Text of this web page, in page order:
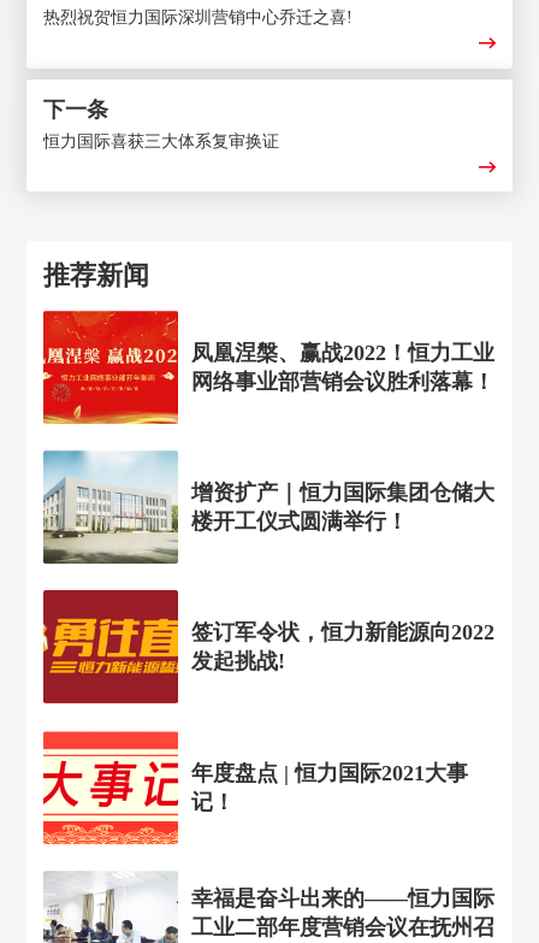
热烈祝贺恒力国际深圳营销中心乔迁之喜!
下一条
恒力国际喜获三大体系复审换证
推荐新闻
凤凰涅槃、赢战2022！恒力工业
网络事业部营销会议胜利落幕！
增资扩产｜恒力国际集团仓储大
楼开工仪式圆满举行！
签订军令状，恒力新能源向2022
发起挑战!
年度盘点 | 恒力国际2021大事
记！
幸福是奋斗出来的——恒力国际
工业二部年度营销会议在抚州召